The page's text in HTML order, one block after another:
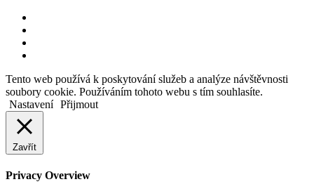
Back
to
top
button
Tento web používá k poskytování služeb a analýze návštěvnosti
soubory cookie. Používáním tohoto webu s tím souhlasíte.
Nastavení Přijmout
Zavřít
Privacy Overview